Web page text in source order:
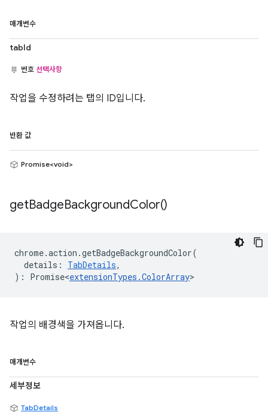
매개변수
tabId
번호 선택사항
작업을 수정하려는 탭의 ID입니다.
반환 값
Promise<void>
getBadgeBackgroundColor()
chrome.action .getBadgeBackgroundColor(
details : TabDetails,
) : Promise<extensionTypes .ColorArray>
작업의 배경색을 가져옵니다.
매개변수
세부정보
TabDetails